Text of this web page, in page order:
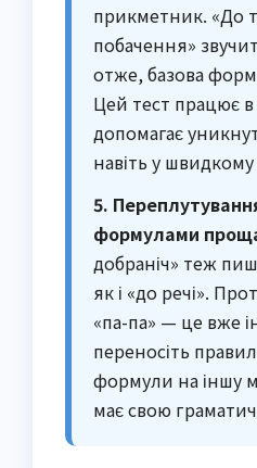
прикметник. «До
побачення»
отже, базова
Цей тест працює в
допомагає
навіть у
5.
формулами
добраніч» теж
як і «до речі».
«па-па» — це вже
переносіть
формули на іншу
має свою